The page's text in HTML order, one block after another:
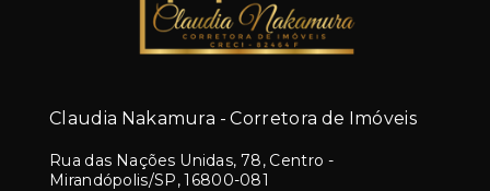
Claudia Nakamura - Corretora de Imóveis
Rua das Nações Unidas, 78, Centro -
Mirandópolis/SP, 16800-081